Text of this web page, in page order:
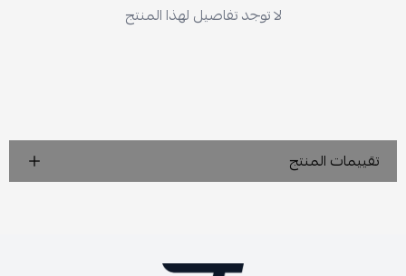
لا توجد تفاصيل لهذا المنتج
تقييمات المنتج